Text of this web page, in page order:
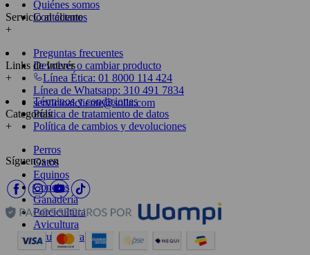
Quiénes somos
Contáctanos
Servicio al cliente
+
Preguntas frecuentes
Devolver o cambiar producto
Línea Ética: 01 8000 114 424
Línea de Whatsapp: 310 491 7834
servicioalcliente@solla.com
Links de Interés
+
Términos y condiciones
Política de tratamiento de datos
Política de cambios y devoluciones
Categorías
+
Perros
Gatos
Equinos
Conejos
Ganadería
Porcicultura
Avicultura
Acuicultura
Síguenos en